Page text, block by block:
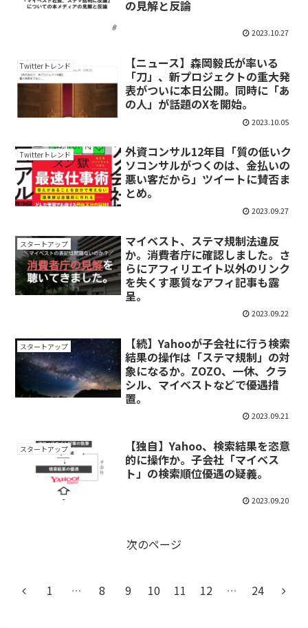
の見解と反論
2023.10.27
Twitterトレンド
【ニュース】森岡毅氏が率いる
「刀」、新プロジェクトの重大発
表がついに本日公開。同時に「あ
の人」が話題のXを開始。
2023.10.05
Twitterトレンド
外資コンサル12年目「質の低いク
ソコンサルがつくのは、金払いの
悪い客だから」ツイートに賛否ま
とめ。
2023.09.27
スタートアップ
マイベスト、ステマ規制法違反
か。消費者庁に確認しました。さ
らにアフィリエイト以外のリンク
を失くす悪質なアフィ記事も露
呈。
2023.09.22
スタートアップ
【続】Yahooが子会社に行う検索
結果の操作は「ステマ規制」の対
象になるか。ZOZO、一休、クラ
シル、マイベストなどで優遇措
置。
2023.09.21
スタートアップ
【独自】Yahoo、検索結果を恣意
的に操作か。子会社「マイベス
ト」の検索順位優遇の疑義。
2023.09.20
次のページ
1 … 8 9 10 11 12 … 24